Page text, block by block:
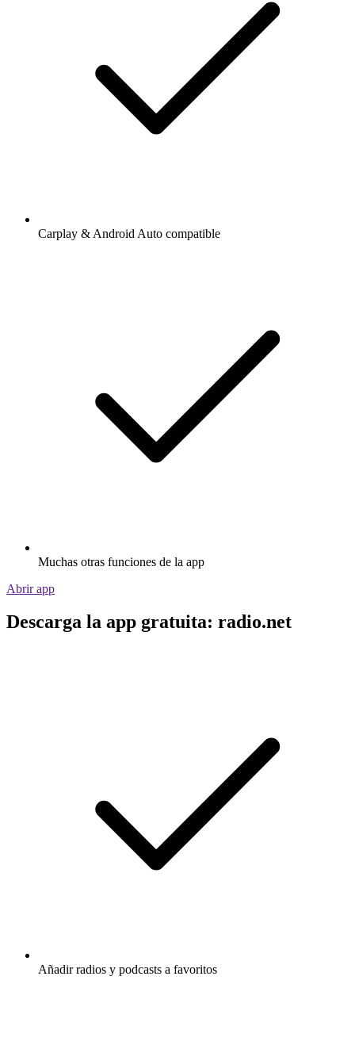
Carplay & Android Auto compatible
Muchas otras funciones de la app
Abrir app
Descarga la app gratuita: radio.net
Añadir radios y podcasts a favoritos